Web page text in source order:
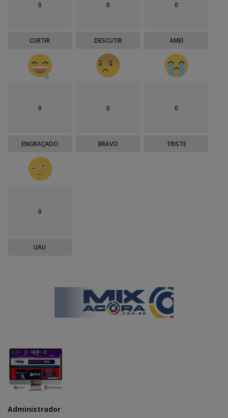
0
CURTIR
0
DESCUTIR
0
AMEI
0
ENGRAÇADO
0
BRAVO
0
TRISTE
0
UAU
Administrador